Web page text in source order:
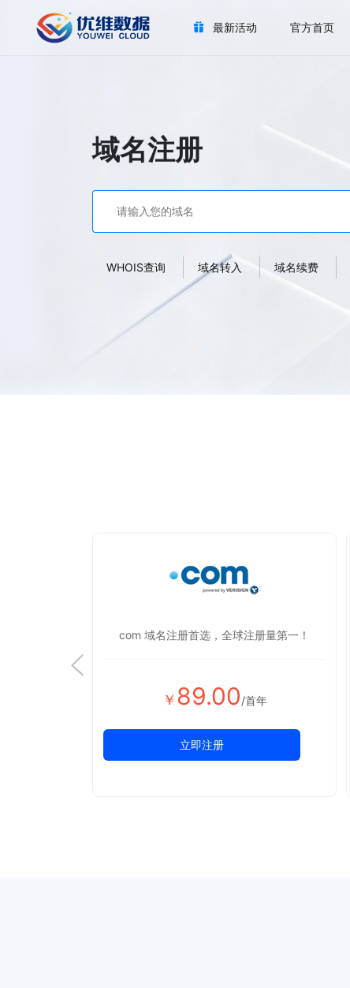
最新活动 官方首页
域名注册
WHOIS查询 域名转入 域名续费
com 域名注册首选，全球注册量第一！
￥ 89.00/首年
立即注册